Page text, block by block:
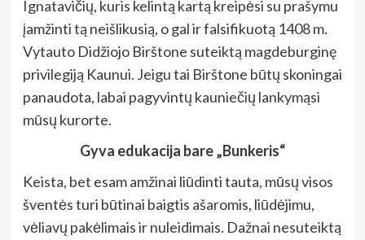
Ignatavičių, kuris kelintą kartą kreipėsi su prašymu
įamžinti tą neišlikusią, o gal ir falsifikuotą 1408 m.
Vytauto Didžiojo Birštone suteiktą magdeburginę
privilegiją Kaunui. Jeigu tai Birštone būtų skoningai
panaudota, labai pagyvintų kauniečių lankymąsi
mūsų kurorte.
Gyva edukacija bare „Bunkeris“
Keista, bet esam amžinai liūdinti tauta, mūsų visos
šventės turi būtinai baigtis ašaromis, liūdėjimu,
vėliavų pakėlimais ir nuleidimais. Dažnai nesuteiktą